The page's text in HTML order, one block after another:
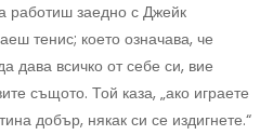
работиш заедно с Джейк
тенис; което означава, че
дава всичко от себе си, вие
същото. Той каза, „ако играете
добър, някак си се издигнете.“